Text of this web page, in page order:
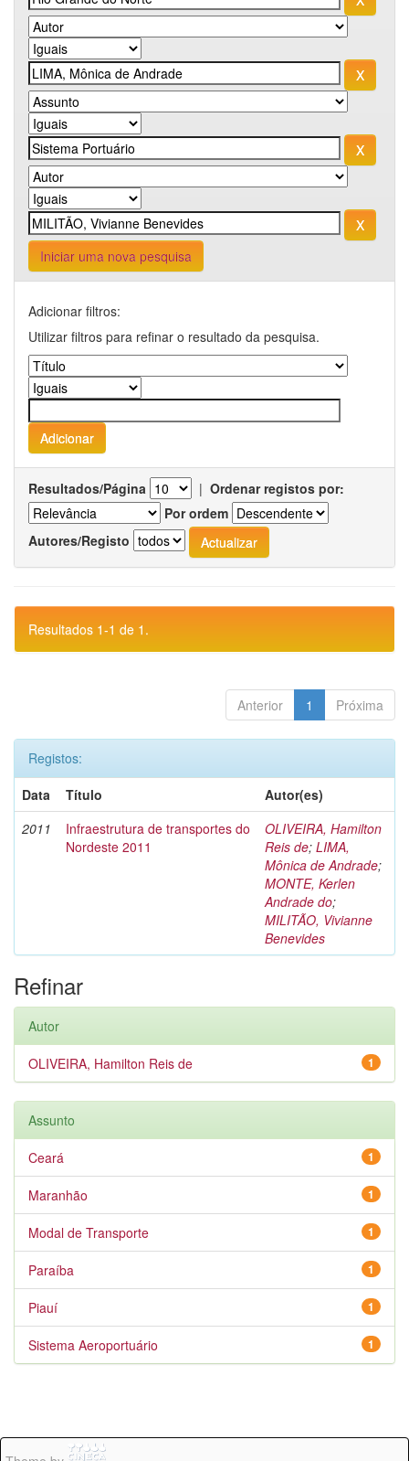
Iniciar uma nova pesquisa
Adicionar filtros:
Utilizar filtros para refinar o resultado da pesquisa.
Resultados/Página | Ordenar registos por:
Por ordem
Autores/Registo
Resultados 1-1 de 1.
Anterior 1 Próxima
Registos:
Data
Título
Autor(es)
2011
Infraestrutura de transportes do
Nordeste 2011
OLIVEIRA, Hamilton
Reis de; LIMA,
Mônica de Andrade;
MONTE, Kerlen
Andrade do;
MILITÃO, Vivianne
Benevides
Refinar
Autor
1
OLIVEIRA, Hamilton Reis de
Assunto
1
Ceará
1
Maranhão
1
Modal de Transporte
1
Paraíba
1
Piauí
1
Sistema Aeroportuário